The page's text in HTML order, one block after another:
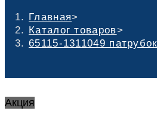
Главная>
Каталог товаров>
65115-1311049
Акция